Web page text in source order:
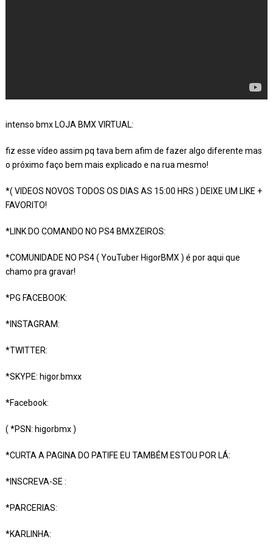
intenso bmx LOJA BMX VIRTUAL:
fiz esse vídeo assim pq tava bem afim de fazer algo diferente mas
o próximo faço bem mais explicado e na rua mesmo!
*( VIDEOS NOVOS TODOS OS DIAS AS 15:00 HRS ) DEIXE UM LIKE +
FAVORITO!
*LINK DO COMANDO NO PS4 BMXZEIROS:
*COMUNIDADE NO PS4 ( YouTuber HigorBMX ) é por aqui que
chamo pra gravar!
*PG FACEBOOK:
*INSTAGRAM:
*TWITTER:
*SKYPE: higor.bmxx
*Facebook:
( *PSN: higorbmx )
*CURTA A PAGINA DO PATIFE EU TAMBÉM ESTOU POR LÁ:
*INSCREVA-SE :
*PARCERIAS:
*KARLINHA: